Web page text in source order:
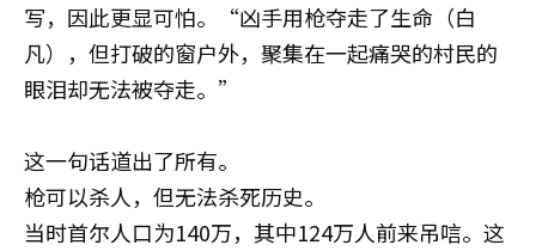
写，因此更显可怕。“凶手用枪夺走了生命（白
凡），但打破的窗户外，聚集在一起痛哭的村民的
眼泪却无法被夺走。”
这一句话道出了所有。
枪可以杀人，但无法杀死历史。
当时首尔人口为140万，其中124万人前来吊唁。这